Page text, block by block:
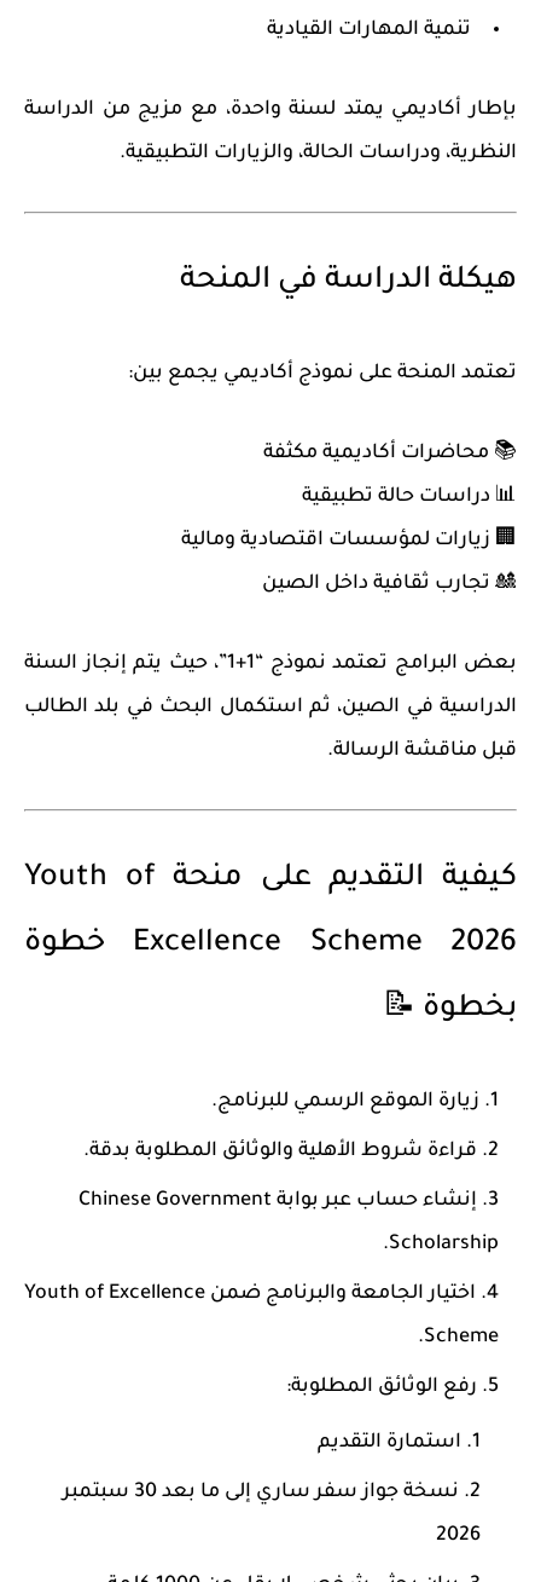
تنمية المهارات القيادية
بإطار أكاديمي يمتد لسنة واحدة، مع مزيج من الدراسة
النظرية، ودراسات الحالة، والزيارات التطبيقية.
هيكلة الدراسة في المنحة
تعتمد المنحة على نموذج أكاديمي يجمع بين:
📚 محاضرات أكاديمية مكثفة
📊 دراسات حالة تطبيقية
🏢 زيارات لمؤسسات اقتصادية ومالية
🎎 تجارب ثقافية داخل الصين
بعض البرامج تعتمد نموذج “1+1”، حيث يتم إنجاز السنة
الدراسية في الصين، ثم استكمال البحث في بلد الطالب
قبل مناقشة الرسالة.
كيفية التقديم على منحة Youth of
Excellence Scheme 2026 خطوة
بخطوة 📝
زيارة الموقع الرسمي للبرنامج.
قراءة شروط الأهلية والوثائق المطلوبة بدقة.
إنشاء حساب عبر بوابة Chinese Government
Scholarship
.
اختيار الجامعة والبرنامج ضمن Youth of Excellence
Scheme.
رفع الوثائق المطلوبة:
استمارة التقديم
نسخة جواز سفر ساري إلى ما بعد 30 سبتمبر
2026